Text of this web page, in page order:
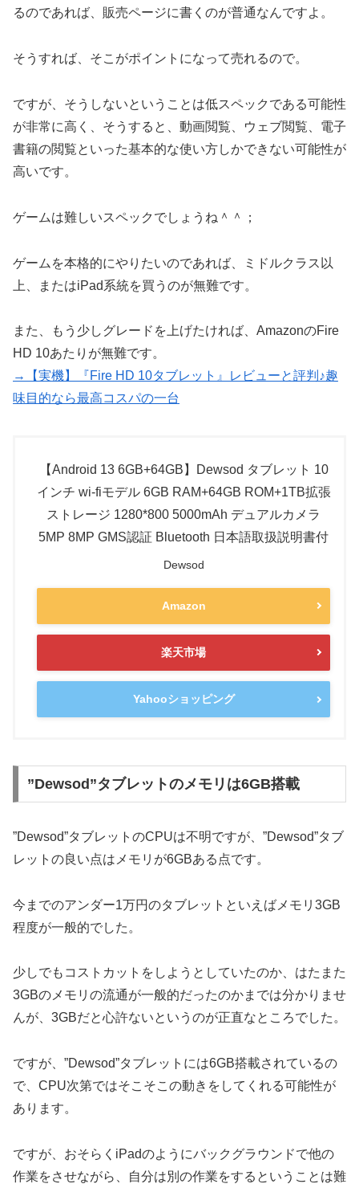
るのであれば、販売ページに書くのが普通なんですよ。
そうすれば、そこがポイントになって売れるので。
ですが、そうしないということは低スペックである可能性
が非常に高く、そうすると、動画閲覧、ウェブ閲覧、電子
書籍の閲覧といった基本的な使い方しかできない可能性が
高いです。
ゲームは難しいスペックでしょうね＾＾；
ゲームを本格的にやりたいのであれば、ミドルクラス以
上、またはiPad系統を買うのが無難です。
また、もう少しグレードを上げたければ、AmazonのFire
HD 10あたりが無難です。
→【実機】『Fire HD 10タブレット』レビューと評判♪趣
味目的なら最高コスパの一台
【Android 13 6GB+64GB】Dewsod タブレット 10
インチ wi-fiモデル 6GB RAM+64GB ROM+1TB拡張
ストレージ 1280*800 5000mAh デュアルカメラ
5MP 8MP GMS認証 Bluetooth 日本語取扱説明書付
Dewsod
Amazon
楽天市場
Yahooショッピング
”Dewsod”タブレットのメモリは6GB搭載
”Dewsod”タブレットのCPUは不明ですが、”Dewsod”タブ
レットの良い点はメモリが6GBある点です。
今までのアンダー1万円のタブレットといえばメモリ3GB
程度が一般的でした。
少しでもコストカットをしようとしていたのか、はたまた
3GBのメモリの流通が一般的だったのかまでは分かりませ
んが、3GBだと心許ないというのが正直なところでした。
ですが、”Dewsod”タブレットには6GB搭載されているの
で、CPU次第ではそこそこの動きをしてくれる可能性が
あります。
ですが、おそらくiPadのようにバックグラウンドで他の
作業をさせながら、自分は別の作業をするということは難